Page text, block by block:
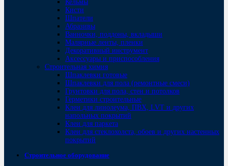
Кельмы
Кисти
Шпатели
Абразивы
Ванночки, поддоны, вкладыши
Малярные ленты, пленки
Декоративный инструмент
Аксессуары и приспособления
Строительная химия
Шпаклевки готовые
Шпаклевки для пола (ремонтные смеси)
Грунтовки для пола, стен и потолков
Герметики строительные
Клеи для линолеума, ПВХ, LVT и других
напольных покрытий
Клеи для паркета
Клеи для стеклохолста, обоев и других настенных
покрытий
Строительное оборудование